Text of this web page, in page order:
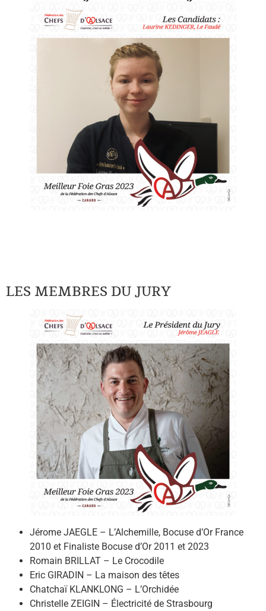
LES MEMBRES DU JURY
Jérome JAEGLE – L’Alchemille, Bocuse d’Or France
2010 et Finaliste Bocuse d’Or 2011 et 2023
Romain BRILLAT – Le Crocodile
Eric GIRADIN – La maison des têtes
Chatchaï KLANKLONG – L’Orchidée
Christelle ZEIGIN – Électricité de Strasbourg